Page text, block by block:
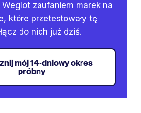
Weglot zaufaniem marek na
które przetestowały tę
do nich już dziś.
mój 14-dniowy okres
próbny